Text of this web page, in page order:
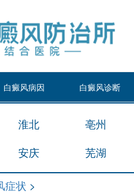
白癜风病因 白癜风诊断
淮北 亳州
安庆 芜湖
症状 >